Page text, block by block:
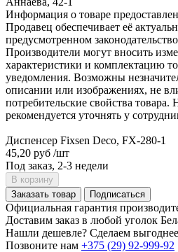
Информация о товаре
Продавец обеспечивает её
предусмотренном
Производители могут вносить
характеристики и комплектацию
уведомления. Возможны
описании или изображениях, не
потребительские свойства товара.
рекомендуется уточнять у
Диспенсер Fixsen Deco, FX-280-1
45,20 руб /шт
Под заказ, 2-3 недели
В корзину
Заказать товар
Подписаться
Официальная гарантия
Доставим заказ в любой уголок
Нашли дешевле? Сделаем
Позвоните нам +375 (29) 92-999-92